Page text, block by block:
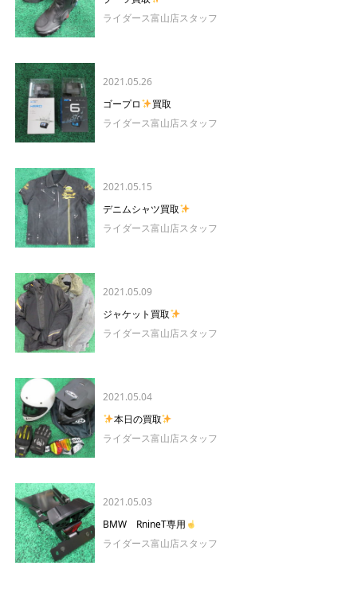
ライダース富山店スタッフ
2021.05.26
ゴープロ
買取
ライダース富山店スタッフ
2021.05.15
デニムシャツ買取
ライダース富山店スタッフ
2021.05.09
ジャケット買取
ライダース富山店スタッフ
2021.05.04
本日の買取
ライダース富山店スタッフ
2021.05.03
BMW RnineT専用
ライダース富山店スタッフ